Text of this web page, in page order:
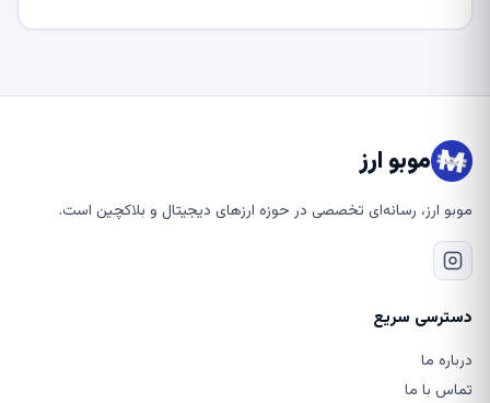
موبو ارز
موبو ارز، رسانه‌ای تخصصی در حوزه ارزهای دیجیتال و بلاکچین است.
دسترسی سریع
درباره ما
تماس با ما